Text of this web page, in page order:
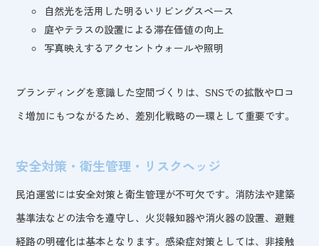
自然光を活用した明るいリビングスペース
庭やテラスの設置による滞在価値の向上
写真映えするアクセントウォールや照明
ブランディングを意識した空間づくりは、SNSでの拡散や口コ
ミ増加にもつながるため、差別化戦略の一環として重要です。
安全対策・衛生管理・リスクヘッジ
民泊運営には安全対策と衛生管理が不可欠です。消防法や建築
基準法などの法令を遵守し、火災報知器や消火器の設置、避難
経路の明確化は基本となります。感染症対策としては、非接触